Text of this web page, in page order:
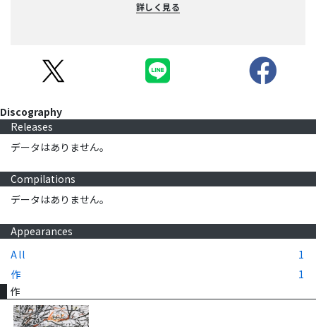
詳しく見る
Discography
Releases
データはありません。
Compilations
データはありません。
Appearances
All
1
作
1
作